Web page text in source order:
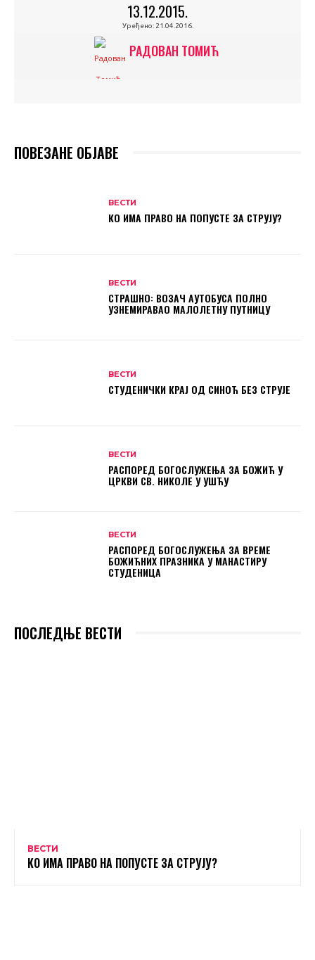
13.12.2015.
Уређено: 21.04.2016.
РАДОВАН ТОМИЋ
ПОВЕЗАНЕ ОБЈАВЕ
ВЕСТИ
КО ИМА ПРАВО НА ПОПУСТЕ ЗА СТРУЈУ?
ВЕСТИ
СТРАШНО: ВОЗАЧ АУТОБУСА ПОЛНО
УЗНЕМИРАВАО МАЛОЛЕТНУ ПУТНИЦУ
ВЕСТИ
СТУДЕНИЧКИ КРАЈ ОД СИНОЋ БЕЗ СТРУЈЕ
ВЕСТИ
РАСПОРЕД БОГОСЛУЖЕЊА ЗА БОЖИЋ У
ЦРКВИ СВ. НИКОЛЕ У УШЋУ
ВЕСТИ
РАСПОРЕД БОГОСЛУЖЕЊА ЗА ВРЕМЕ
БОЖИЋНИХ ПРАЗНИКА У МАНАСТИРУ
СТУДЕНИЦА
ПОСЛЕДЊЕ ВЕСТИ
ВЕСТИ
КО ИМА ПРАВО НА ПОПУСТЕ ЗА СТРУЈУ?